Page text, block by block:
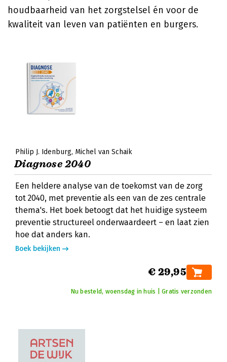
houdbaarheid van het zorgstelsel én voor de
kwaliteit van leven van patiënten en burgers.
Philip J. Idenburg Michel van Schaik
Diagnose 2040
Een heldere analyse van de toekomst van de zorg
tot 2040, met preventie als een van de zes centrale
thema's. Het boek betoogt dat het huidige systeem
preventie structureel onderwaardeert – en laat zien
hoe dat anders kan.
Boek bekijken
€ 29,95
Nu besteld, woensdag in huis | Gratis verzonden